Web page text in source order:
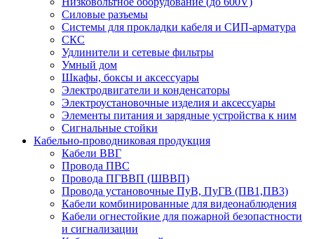
Силовые разъемы
Системы для прокладки кабеля и СИП-арматура
СКС
Удлинители и сетевые фильтры
Умный дом
Шкафы, боксы и аксессуары
Электродвигатели и конденсаторы
Электроустановочные изделия и аксессуары
Элементы питания и зарядные устройства к ним
Сигнальные стойки
Кабельно-проводниковая продукция
Кабели ВВГ
Провода ПВС
Провода ПГВВП (ШВВП)
Провода установочные ПуВ, ПуГВ (ПВ1,ПВ3)
Кабели комбинированные для видеонаблюдения
Кабели огнестойкие для пожарной безопастности
и сигнализации